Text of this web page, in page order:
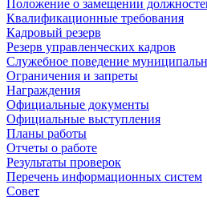
Положение о замещении
Квалификационные требования
Кадровый резерв
Резерв управленческих кадров
Служебное поведение
Ограничения и запреты
Награждения
Официальные документы
Официальные выступления
Планы работы
Отчеты о работе
Результаты проверок
Перечень информационных систем
Совет